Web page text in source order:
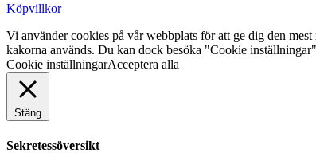
Köpvillkor
Vi använder cookies på vår webbplats för att ge dig den
kakorna används. Du kan dock besöka "Cookie
Cookie inställningarAcceptera alla
Stäng
Sekretessöversikt